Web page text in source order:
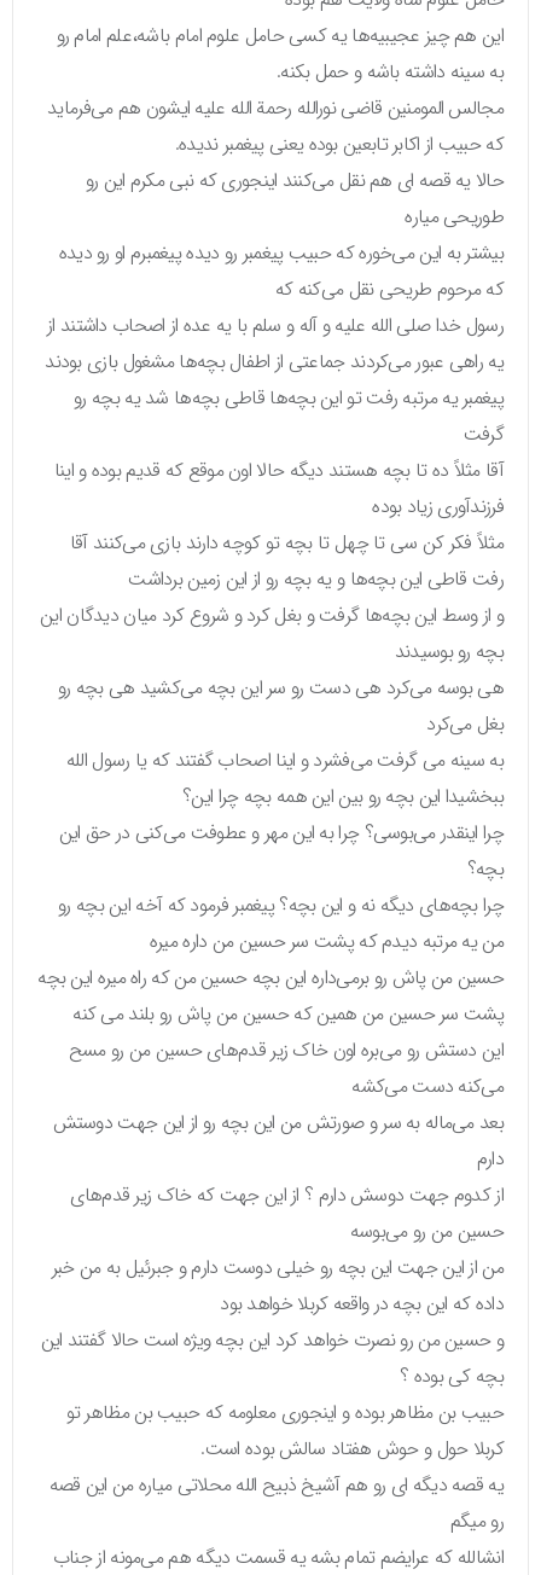
این هم چیز عجیبیه‌ها یه کسی حامل علوم امام باشه،علم امام رو
به سینه داشته باشه و حمل بکنه.
مجالس المومنین قاضی نورالله رحمة الله علیه ایشون هم می‌فرماید
که حبیب از اکابر تابعین بوده یعنی پیغمبر ندیده.
حالا یه قصه‌ ای هم نقل می‌کنند اینجوری که نبی مکرم این رو
طوریحی میاره
بیشتر به این می‌خوره که حبیب پیغمبر رو دیده پیغمبرم او رو دیده
که مرحوم طریحی نقل می‌کنه که
رسول خدا صلی الله علیه و آله و سلم با یه عده از اصحاب داشتند از
یه راهی عبور می‌کردند جماعتی از اطفال بچه‌ها مشغول بازی بودند
پیغمبر یه مرتبه رفت تو این بچه‌ها قاطی بچه‌ها شد یه بچه رو
گرفت
آقا مثلاً ده تا بچه هستند دیگه حالا اون موقع که قدیم بوده و اینا
فرزندآوری زیاد بوده
مثلاً فکر کن سی تا چهل تا بچه تو کوچه دارند بازی می‌کنند آقا
رفت قاطی این بچه‌ها و یه بچه رو از این زمین برداشت
و از وسط این بچه‌ها گرفت و بغل کرد و شروع کرد میان دیدگان این
بچه رو بوسیدند
هی بوسه می‌کرد هی دست رو سر این بچه می‌کشید هی بچه رو
بغل می‌کرد
به سینه می گرفت می‌فشرد و اینا اصحاب گفتند که یا رسول الله
ببخشیدا این بچه رو بین این همه بچه چرا این؟
چرا اینقدر می‌بوسی؟ چرا به این مهر و عطوفت می‌کنی در حق این
بچه؟
چرا بچه‌های دیگه نه و این بچه؟ پیغمبر فرمود که آخه این بچه رو
من یه مرتبه دیدم که پشت سر حسین من داره میره
حسین من پاش رو برمی‌داره این بچه حسین من که راه میره این بچه
پشت سر حسین من همین که حسین من پاش رو بلند می کنه
این دستش رو می‌بره اون خاک زیر قدم‌های حسین من رو مسح
می‌کنه دست می‌کشه
بعد می‌ماله به سر و صورتش من این بچه رو از این جهت دوستش
دارم
از کدوم جهت دوسش دارم ؟ از این جهت که خاک زیر قدم‌های
حسین من رو می‌بوسه
من از این جهت این بچه رو خیلی دوست دارم و جبرئیل به من خبر
داده که این بچه در واقعه کربلا خواهد بود
و حسین من رو نصرت خواهد کرد این بچه ویژه است حالا گفتند این
بچه کی بوده ؟
حبیب بن مظاهر بوده و اینجوری معلومه که حبیب بن مظاهر تو
کربلا حول و حوش هفتاد سالش بوده است.
یه قصه دیگه‌ ای رو هم آشیخ ذبیح الله محلاتی میاره من این قصه
رو میگم
انشالله که عرایضم تمام بشه یه قسمت دیگه هم می‌مونه از جناب